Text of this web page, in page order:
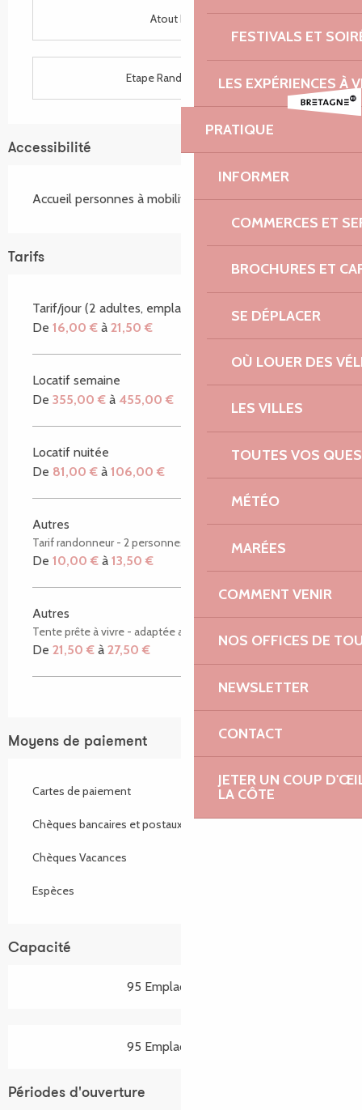
FESTIVALS ET
LES EXPÉRIENCES À
PRATIQUE
INFORMER
COMMERCES ET
BROCHURES ET
SE DÉPLACER
OÙ LOUER DES
LES VILLES
TOUTES VOS
MÉTÉO
MARÉES
COMMENT VENIR
NOS OFFICES DE
NEWSLETTER
CONTACT
JETER UN COUP
LA CÔTE
Atout France
Etape Rando Bretagne
Accessibilité
Accueil personnes à mobilité réduite
Tarifs
Tarif/jour (2 adultes, emplacement, voiture)
De 16,00 € à 21,50 €
Locatif semaine
De 355,00 € à 455,00 €
Locatif nuitée
De 81,00 € à 106,00 €
Autres
Tarif randonneur - 2 personnes
De 10,00 € à 13,50 €
Autres
Tente prête à vivre - adaptée aux randonneurs
De 21,50 € à 27,50 €
Moyens de paiement
Cartes de paiement
Chèques bancaires et postaux
Chèques Vacances
Espèces
Capacité
95 Emplacement(s)
95 Emplacement(s)
Périodes d'ouverture